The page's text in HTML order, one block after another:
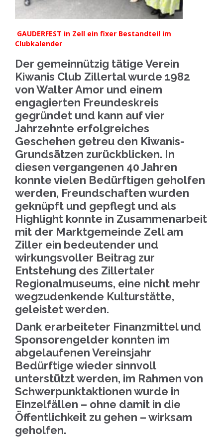
GAUDERFEST in Zell ein fixer Bestandteil im
Clubkalender
Der gemeinnützig tätige Verein
Kiwanis Club Zillertal wurde 1982
von Walter Amor und einem
engagierten Freundeskreis
gegründet und kann auf vier
Jahrzehnte erfolgreiches
Geschehen getreu den Kiwanis-
Grundsätzen zurückblicken. In
diesen vergangenen 40 Jahren
konnte vielen Bedürftigen geholfen
werden, Freundschaften wurden
geknüpft und gepflegt und als
Highlight konnte in Zusammenarbeit
mit der Marktgemeinde Zell am
Ziller ein bedeutender und
wirkungsvoller Beitrag zur
Entstehung des Zillertaler
Regionalmuseums, eine nicht mehr
wegzudenkende Kulturstätte,
geleistet werden.
Dank erarbeiteter Finanzmittel und
Sponsorengelder konnten im
abgelaufenen Vereinsjahr
Bedürftige wieder sinnvoll
unterstützt werden, im Rahmen von
Schwerpunktaktionen wurde in
Einzelfällen – ohne damit in die
Öffentlichkeit zu gehen – wirksam
geholfen.